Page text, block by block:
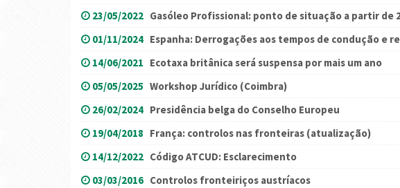
23/05/2022 Gasóleo Profissional: ponto de situação a partir de
01/11/2024 Espanha: Derrogações aos tempos de condução e
14/06/2021 Ecotaxa britânica será suspensa por mais um ano
05/05/2025 Workshop Jurídico (Coimbra)
26/02/2024 Presidência belga do Conselho Europeu
19/04/2018 França: controlos nas fronteiras (atualização)
14/12/2022 Código ATCUD: Esclarecimento
03/03/2016 Controlos fronteiriços austríacos